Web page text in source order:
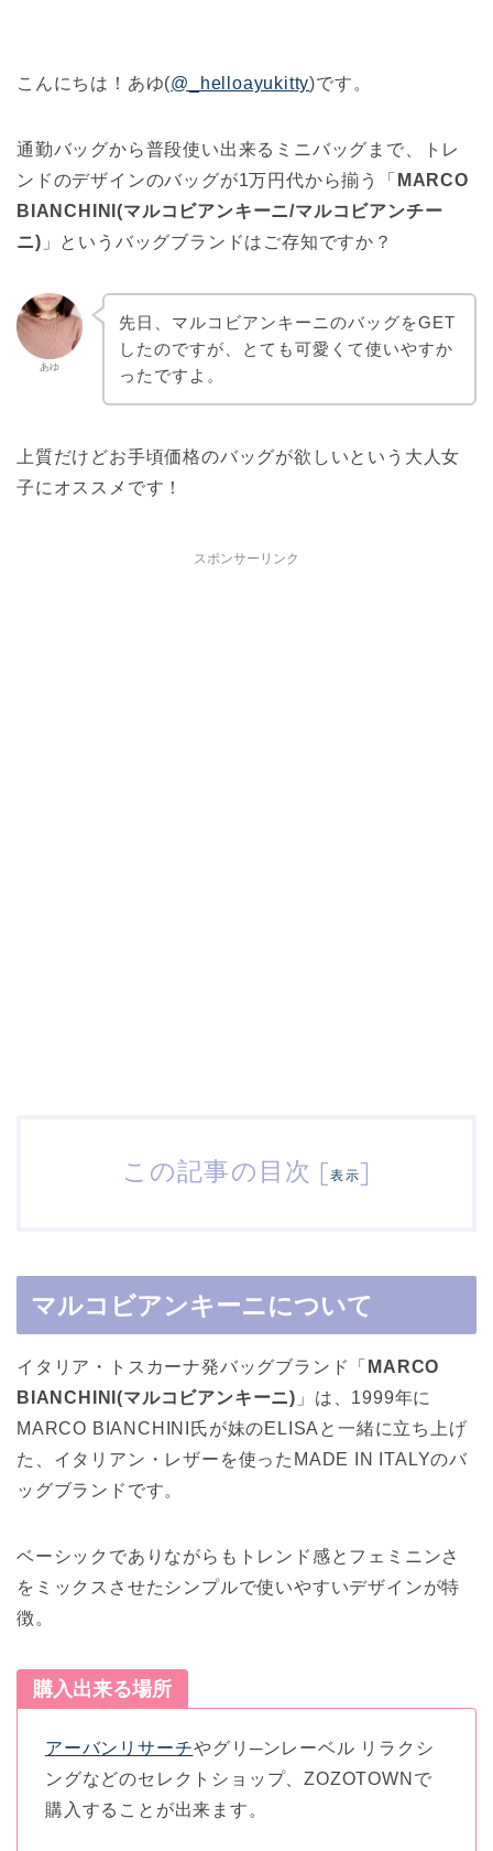
こんにちは！あゆ(@_helloayukitty)です。
通勤バッグから普段使い出来るミニバッグまで、トレ
ンドのデザインのバッグが1万円代から揃う「 MARCO
BIANCHINI(マルコビアンキーニ/マルコビアンチー
ニ) 」というバッグブランドはご存知ですか？
あゆ
先日、マルコビアンキーニのバッグをGET
したのですが、とても可愛くて使いやすか
ったですよ。
上質だけどお手頃価格のバッグが欲しいという大人女
子にオススメです！
スポンサーリンク
この記事の目次 [表示]
マルコビアンキーニについて
イタリア・トスカーナ発バッグブランド「 MARCO
BIANCHINI(マルコビアンキーニ) 」は、1999年に
MARCO BIANCHINI氏が妹のELISAと一緒に立ち上げ
た、イタリアン・レザーを使ったMADE IN ITALYのバ
ッグブランドです。
ベーシックでありながらもトレンド感とフェミニンさ
をミックスさせたシンプルで使いやすいデザインが特
徴。
購入出来る場所
アーバンリサーチやグリ─ンレーベル リラクシ
ングなどのセレクトショップ、ZOZOTOWNで
購入することが出来ます。